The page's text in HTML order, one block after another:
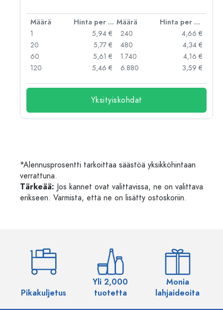
Määrä Hinta per kpl Määrä
Hinta per kpl
1
5,94 €
20
5,77 €
60
5,61 €
120
5,46 €
240
4,66 €
480
4,34 €
1.740
4,16 €
6.880
3,59 €
Yksityiskohdat
*Alennusprosentti tarkoittaa säästöä yksikköhintaan
verrattuna.
Tärkeää: Jos kannet ovat valittavissa, ne on valittava
erikseen. Varmista, että ne on lisätty ostoskoriin.
Pikakuljetus
Yli 2,000
tuotetta
Monia
lahjaideoita